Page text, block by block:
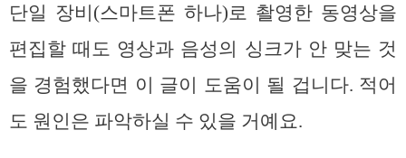
단일 장비(스마트폰 하나)로 촬영한 동영상을
편집할 때도 영상과 음성의 싱크가 안 맞는 것
을 경험했다면 이 글이 도움이 될 겁니다. 적어
도 원인은 파악하실 수 있을 거예요.